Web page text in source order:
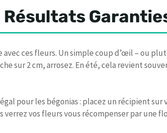
avec ces fleurs. Un simple coup d’œil – ou
sur 2 cm, arrosez. En été, cela revient
pour les bégonias : placez un récipient sur
vos fleurs vous récompenser par une